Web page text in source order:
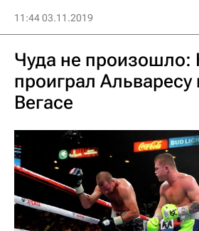
11:44 03.11.2019
Чуда не произошло:
проиграл Альваресу
Вегасе